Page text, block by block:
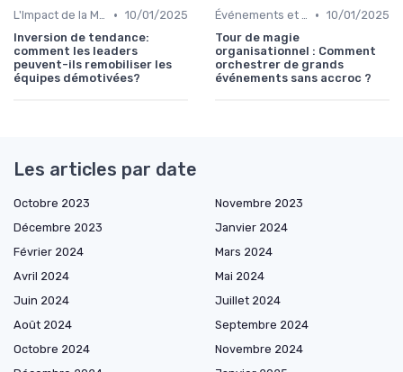
L'Impact de la Mode sur la Société • 10/01/2025
Inversion de tendance:
comment les leaders
peuvent-ils remobiliser les
équipes démotivées?
Événements et Défilés de Mode • 10/01/2025
Tour de magie
organisationnel : Comment
orchestrer de grands
événements sans accroc ?
Les articles par date
Octobre 2023
Novembre 2023
Décembre 2023
Janvier 2024
Février 2024
Mars 2024
Avril 2024
Mai 2024
Juin 2024
Juillet 2024
Août 2024
Septembre 2024
Octobre 2024
Novembre 2024